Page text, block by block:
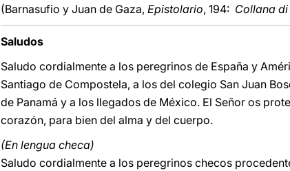
(Barnasufio y Juan de Gaza, Epistolario, 194: Collana
Saludos
Saludo cordialmente a los peregrinos de España y
Santiago de Compostela, a los del colegio San Juan
de Panamá y a los llegados de México. El Señor os
corazón, para bien del alma y del cuerpo.
(En lengua checa)
Saludo cordialmente a los peregrinos checos